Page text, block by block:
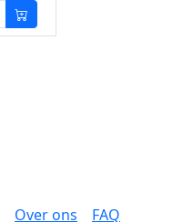
Over ons FAQ